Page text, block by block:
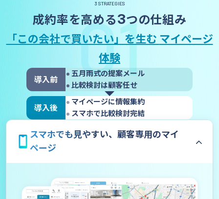
3 STRATEGIES
成約率を高める3つの仕組み
01
「この会社で買いたい」を生む マイページ
体験
導入前
五月雨式の提案メール
比較検討は顧客任せ
導入後
マイページに情報集約
スマホで比較検討完結
スマホでも見やすい、顧客専用のマイ
ページ